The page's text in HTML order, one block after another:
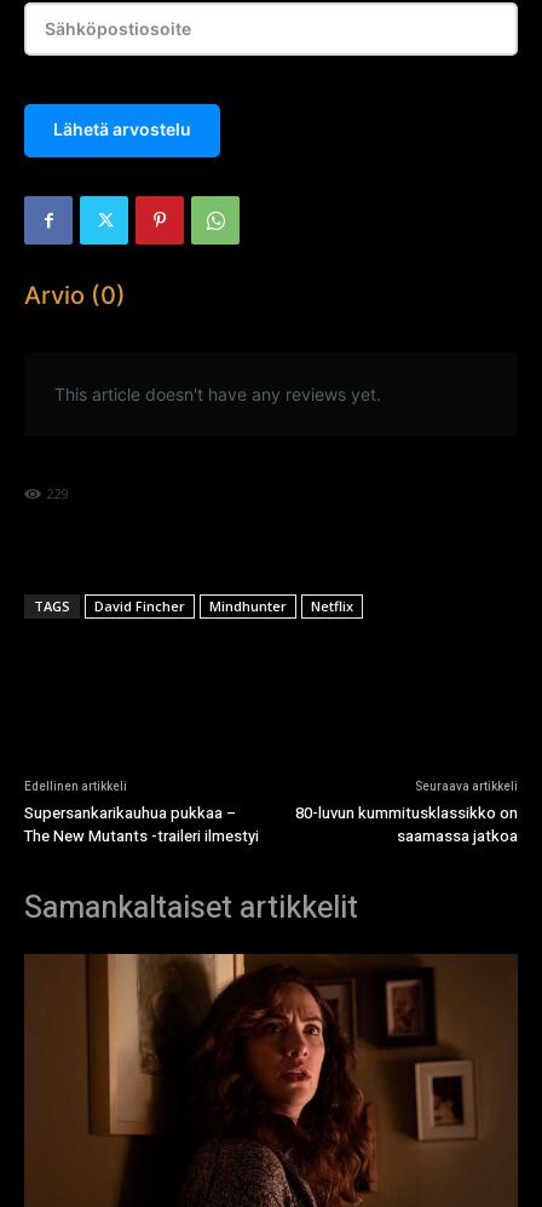
Lähetä arvostelu
Arvio (0)
This article doesn't have any reviews yet.
229
TAGS David Fincher Mindhunter Netflix
Edellinen artikkeli
Supersankarikauhua pukkaa –
The New Mutants -traileri ilmestyi
Seuraava artikkeli
80-luvun kummitusklassikko on
saamassa jatkoa
Samankaltaiset artikkelit